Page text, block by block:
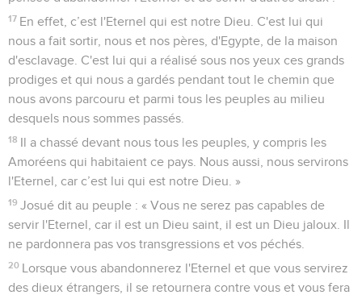
17 En effet, c’est l'Eternel qui est notre Dieu. C'est lui qui
nous a fait sortir, nous et nos pères, d'Egypte, de la maison
d'esclavage. C'est lui qui a réalisé sous nos yeux ces grands
prodiges et qui nous a gardés pendant tout le chemin que
nous avons parcouru et parmi tous les peuples au milieu
desquels nous sommes passés.
18 Il a chassé devant nous tous les peuples, y compris les
Amoréens qui habitaient ce pays. Nous aussi, nous servirons
l'Eternel, car c’est lui qui est notre Dieu. »
19 Josué dit au peuple : « Vous ne serez pas capables de
servir l'Eternel, car il est un Dieu saint, il est un Dieu jaloux. Il
ne pardonnera pas vos transgressions et vos péchés.
20 Lorsque vous abandonnerez l'Eternel et que vous servirez
des dieux étrangers, il se retournera contre vous et vous fera